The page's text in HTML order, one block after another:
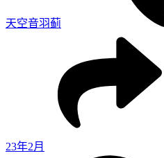
天空音羽蓟
23年2月